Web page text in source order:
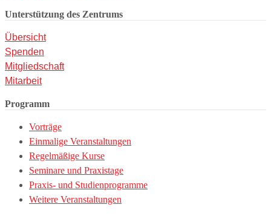
Unterstützung des Zentrums
Übersicht
Spenden
Mitgliedschaft
Mitarbeit
Programm
Vorträge
Einmalige Veranstaltungen
Regelmäßige Kurse
Seminare und Praxistage
Praxis- und Studienprogramme
Weitere Veranstaltungen